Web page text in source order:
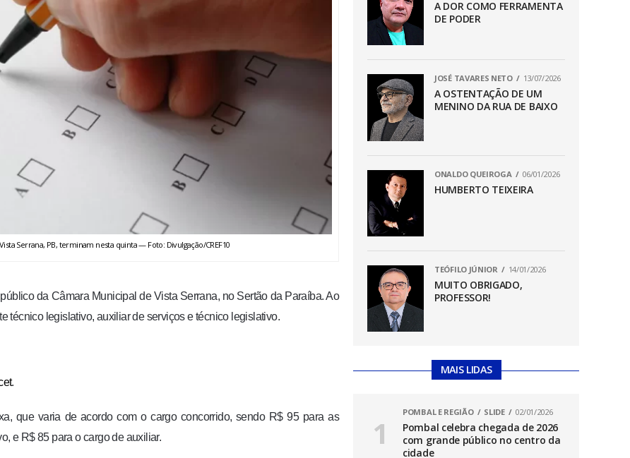
Serrana, PB, terminam nesta quinta — Foto: Divulgação/CREF10
da Câmara Municipal de Vista Serrana, no Sertão da Paraíba. Ao
técnico legislativo, auxiliar de serviços e técnico legislativo.
.
que varia de acordo com o cargo concorrido, sendo R$ 95 para as
e R$ 85 para o cargo de auxiliar.
A DOR COMO FERRAMENTA
DE PODER
JOSÉ TAVARES NETO 13/07/2026
A OSTENTAÇÃO DE UM
MENINO DA RUA DE BAIXO
ONALDO QUEIROGA 06/01/2026
HUMBERTO TEIXEIRA
TEÓFILO JÚNIOR 14/01/2026
MUITO OBRIGADO,
PROFESSOR!
MAIS LIDAS
POMBAL E REGIÃO SLIDE 02/01/2026
Pombal celebra chegada de 2026
com grande público no centro da
cidade